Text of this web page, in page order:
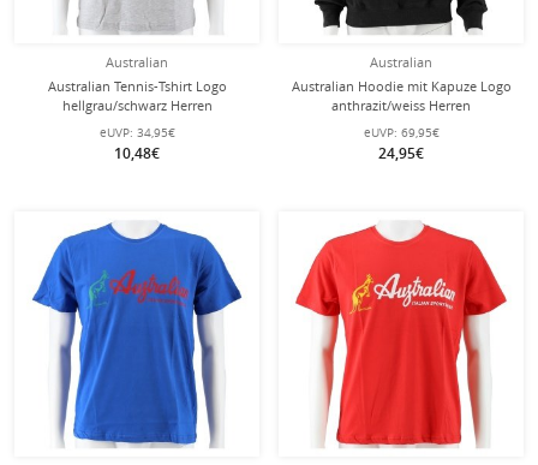
Australian
Australian Tennis-Tshirt Logo
hellgrau/schwarz Herren
eUVP: 34,95€
10,48€
Australian
Australian Hoodie mit Kapuze Logo
anthrazit/weiss Herren
eUVP: 69,95€
24,95€